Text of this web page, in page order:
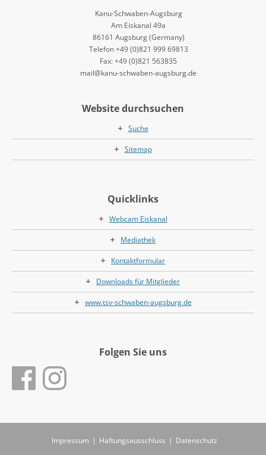
Kanu-Schwaben-Augsburg
Am Eiskanal 49a
86161 Augsburg (Germany)
Telefon +49 (0)821 999 69813
Fax: +49 (0)821 563835
mail@kanu-schwaben-augsburg.de
Website durchsuchen
Suche
Sitemap
Quicklinks
Webcam Eiskanal
Mediathek
Kontaktformular
Downloads für Mitglieder
www.tsv-schwaben-augsburg.de
Folgen Sie uns
Impressum | Haftungsausschluss | Datenschutz